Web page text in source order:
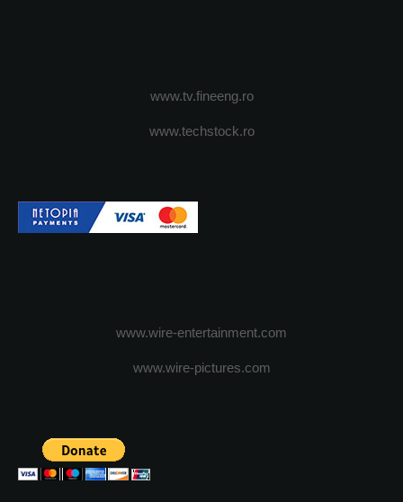
www.tv.fineeng.ro
www.techstock.ro
www.wire-entertainment.com
www.wire-pictures.com